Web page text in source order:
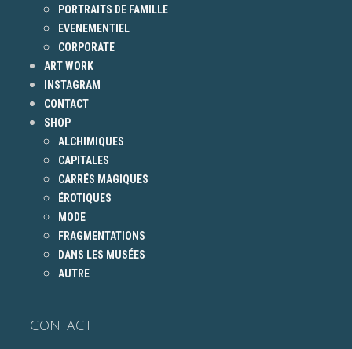
PORTRAITS DE FAMILLE
EVENEMENTIEL
CORPORATE
ART WORK
INSTAGRAM
CONTACT
SHOP
ALCHIMIQUES
CAPITALES
CARRÉS MAGIQUES
ÉROTIQUES
MODE
FRAGMENTATIONS
DANS LES MUSÉES
AUTRE
CONTACT